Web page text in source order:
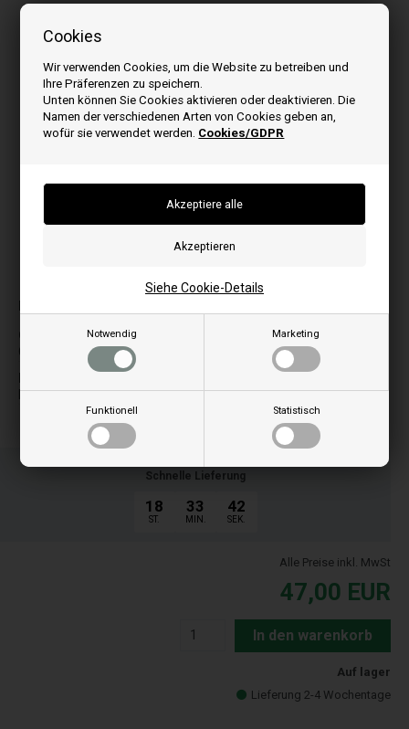
Cookies
Wir verwenden Cookies, um die Website zu betreiben und
Ihre Präferenzen zu speichern.
Unten können Sie Cookies aktivieren oder deaktivieren. Die
Namen der verschiedenen Arten von Cookies geben an,
wofür sie verwendet werden. Cookies/GDPR
Notwendig Marketing
Funktionell Statistisch
Siehe Cookie-Details
G
Giulia 8
Mod 8 EL New
Siberia Aria New 15 Kw
Siberia Aria New 18 Kw
Siberia Idro 15 Kw
Schnelle Lieferung
18
ST.
33
MIN.
42
SEK.
Alle Preise inkl. MwSt
47,00 EUR
In den warenkorb
Auf lager
Lieferung 2-4 Wochentage